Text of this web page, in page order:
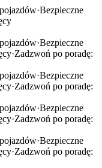
·Bezpieczne
·Bezpieczne
·Zadzwoń po poradę:
·Bezpieczne
·Zadzwoń po poradę:
·Bezpieczne
·Zadzwoń po poradę:
·Bezpieczne
·Zadzwoń po poradę: